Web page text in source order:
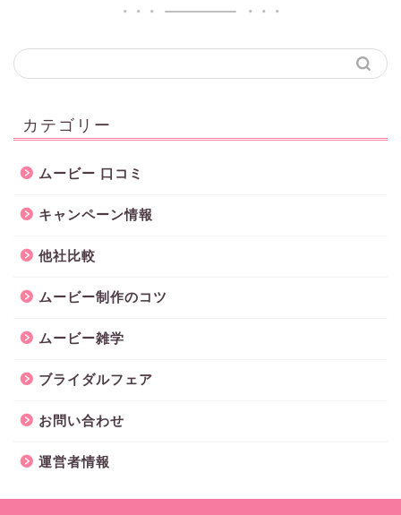
カテゴリー
ムービー 口コミ
キャンペーン情報
他社比較
ムービー制作のコツ
ムービー雑学
ブライダルフェア
お問い合わせ
運営者情報